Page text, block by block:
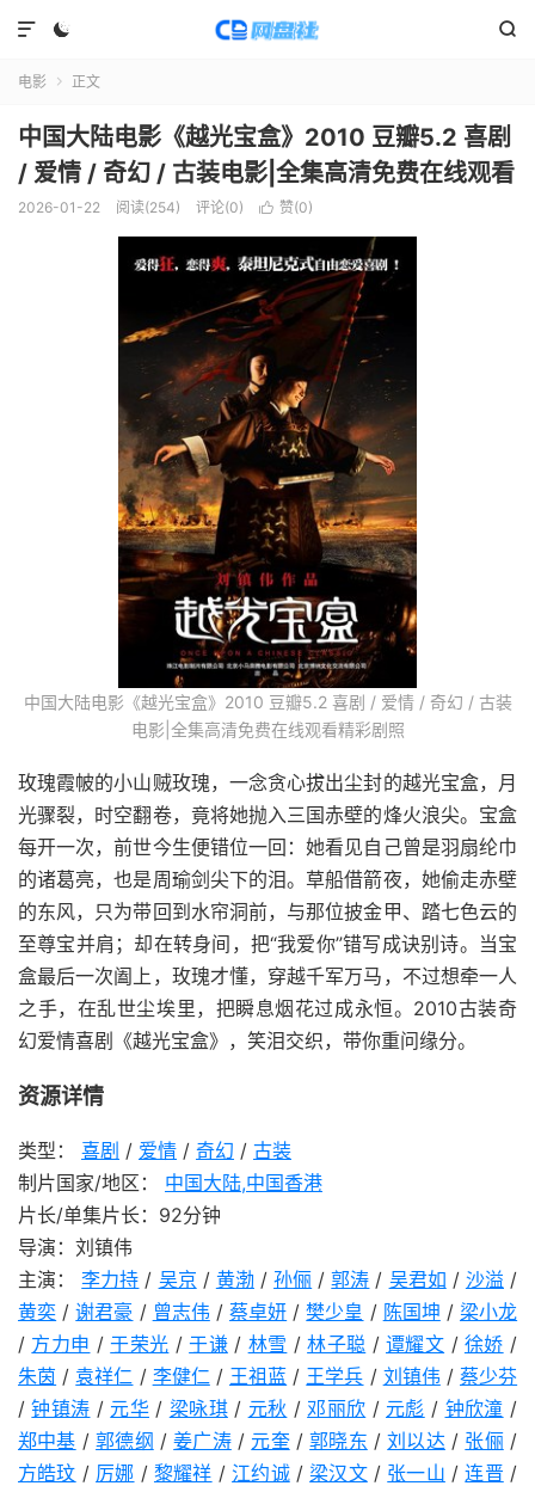
 

电影  正文
中国大陆电影《越光宝盒》2010 豆瓣5.2 喜剧
/ 爱情 / 奇幻 / 古装电影|全集高清免费在线观看
2026-01-22 阅读(254) 评论(0)  赞(0)
中国大陆电影《越光宝盒》2010 豆瓣5.2 喜剧 / 爱情 / 奇幻 / 古装
电影|全集高清免费在线观看精彩剧照
玫瑰霞帔的小山贼玫瑰，一念贪心拔出尘封的越光宝盒，月
光骤裂，时空翻卷，竟将她抛入三国赤壁的烽火浪尖。宝盒
每开一次，前世今生便错位一回：她看见自己曾是羽扇纶巾
的诸葛亮，也是周瑜剑尖下的泪。草船借箭夜，她偷走赤壁
的东风，只为带回到水帘洞前，与那位披金甲、踏七色云的
至尊宝并肩；却在转身间，把“我爱你”错写成诀别诗。当宝
盒最后一次阖上，玫瑰才懂，穿越千军万马，不过想牵一人
之手，在乱世尘埃里，把瞬息烟花过成永恒。2010古装奇
幻爱情喜剧《越光宝盒》，笑泪交织，带你重问缘分。
资源详情
类型： 喜剧 / 爱情 / 奇幻 / 古装
制片国家/地区： 中国大陆,中国香港
片长/单集片长：92分钟
导演：刘镇伟
主演：李力持 / 吴京 / 黄渤/孙俪 /郭涛 / 吴君如 / 沙溢 /
黄奕 /谢君豪 / 曾志伟 / 蔡卓妍 /樊少皇 / 陈国坤 / 梁小龙
/ 方力申 /于荣光 /于谦/ 林雪 /林子聪 / 谭耀文 / 徐娇 /
朱茵 /袁祥仁 / 李健仁/ 王祖蓝 / 王学兵 / 刘镇伟 / 蔡少芬
/钟镇涛 / 元华 / 梁咏琪/ 元秋 /邓丽欣 / 元彪 / 钟欣潼 /
郑中基 /郭德纲 /姜广涛/ 元奎/郭晓东 /刘以达/ 张俪/
方皓玟 / 厉娜 / 黎耀祥 / 江约诚/ 梁汉文/ 张一山 /连晋 /